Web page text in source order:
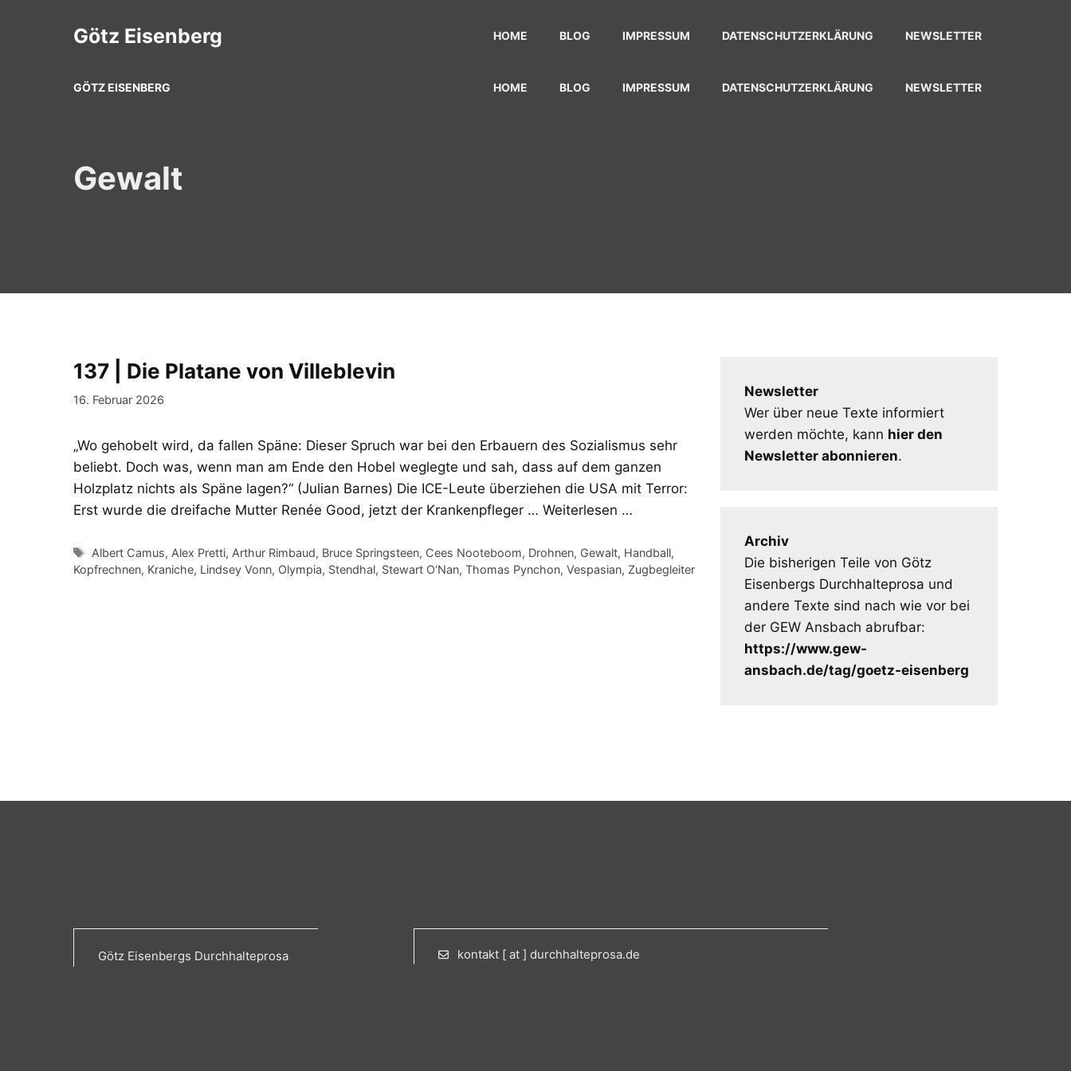
Götz Eisenberg HOME BLOG IMPRESSUM DATENSCHUTZERKLÄRUNG NEWSLETTER
GÖTZ EISENBERG HOME BLOG IMPRESSUM DATENSCHUTZERKLÄRUNG NEWSLETTER
Gewalt
137 | Die Platane von Villeblevin
16. Februar 2026
„Wo gehobelt wird, da fallen Späne: Dieser Spruch war bei den Erbauern des Sozialismus sehr
beliebt. Doch was, wenn man am Ende den Hobel weglegte und sah, dass auf dem ganzen
Holzplatz nichts als Späne lagen?“ (Julian Barnes) Die ICE-Leute überziehen die USA mit Terror:
Erst wurde die dreifache Mutter Renée Good, jetzt der Krankenpfleger … Weiterlesen …
Schlagwörter
Albert Camus, Alex Pretti, Arthur Rimbaud, Bruce Springsteen, Cees Nooteboom, Drohnen, Gewalt, Handball,
Kopfrechnen, Kraniche, Lindsey Vonn, Olympia, Stendhal, Stewart O‘Nan, Thomas Pynchon, Vespasian, Zugbegleiter
Newsletter
Wer über neue Texte informiert
werden möchte, kann hier den
Newsletter abonnieren.
Archiv
Die bisherigen Teile von Götz
Eisenbergs Durchhalteprosa und
andere Texte sind nach wie vor bei
der GEW Ansbach abrufbar:
https://www.gew-
ansbach.de/tag/goetz-eisenberg
Götz Eisenbergs Durchhalteprosa kontakt [ at ] durchhalteprosa.de